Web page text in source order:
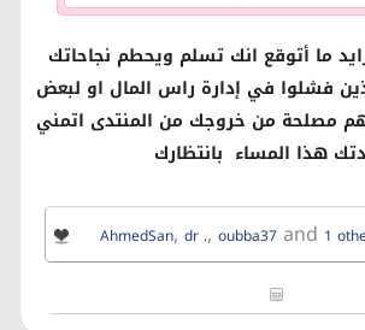
ما أتوقع انك تسلم ويحطم نجاحاتك
فشلوا في إدارة راس المال او لبعض
مصلحة من خروجك من المنتدى اتمني
هذا المساء بانتظارك
AhmedSan, dr ., oubba37 and 1